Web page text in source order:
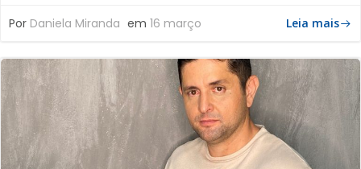
Por Daniela Miranda em 16 março Leia mais